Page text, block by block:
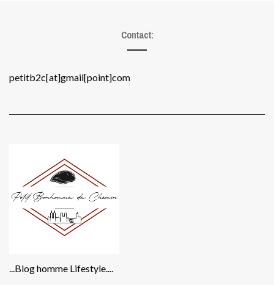
Contact:
petitb2c[at]gmail[point]com
...Blog homme Lifestyle....